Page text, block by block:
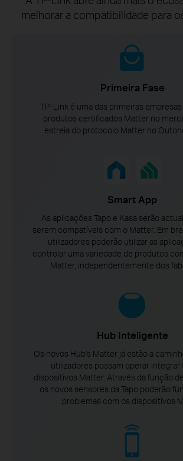
melhorar a compatibilidade para
Primeira Fase
TP-Link é uma das primeiras
produtos certificados Matter no
estreia do protocolo Matter no
Smart App
As aplicações Tapo e Kasa serão
serem compatíveis com o Matter. Em
utilizadores poderão utilizar as
controlar uma variedade de produtos
Matter, independentemente dos
Hub Inteligente
Os novos Hub's Matter já estão a
utilizadores possam operar integrar
dispositivos Matter. Através da função
os novos sensores da Tapo poderão
problemas com os dispositivos